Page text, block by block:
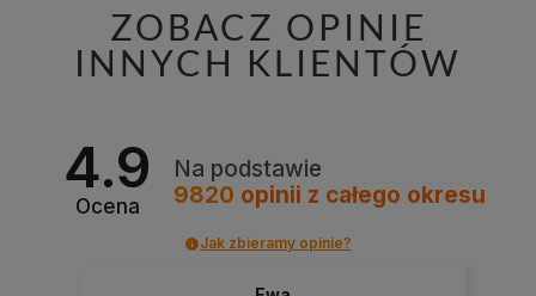
ZOBACZ OPINIE
INNYCH KLIENTÓW
4.9
Ocena
Na podstawie
9820 opinii z całego okresu
Jak zbieramy opinie?